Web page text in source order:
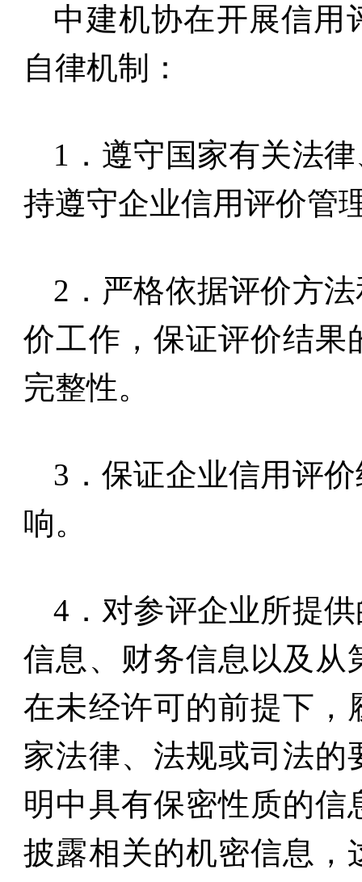
中建机协在开展信用
自律机制：
1
．遵守国家有关法
持遵守企业信用评价管
2 ．严格依据评价方
价工作，保证评价结果
完整性。
3 ．保证企业信用评
响。
4 ．对参评企业所提
信息、财务信息以及从
在未经许可的前提下，
家法律、法规或司法
明中具有保密性质的
披露相关的机密信息，